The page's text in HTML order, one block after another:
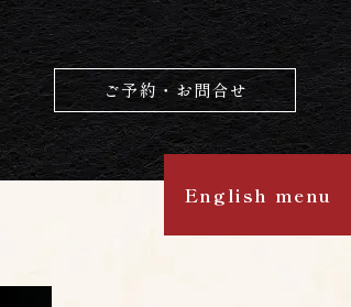
ご予約・お問合せ
English menu